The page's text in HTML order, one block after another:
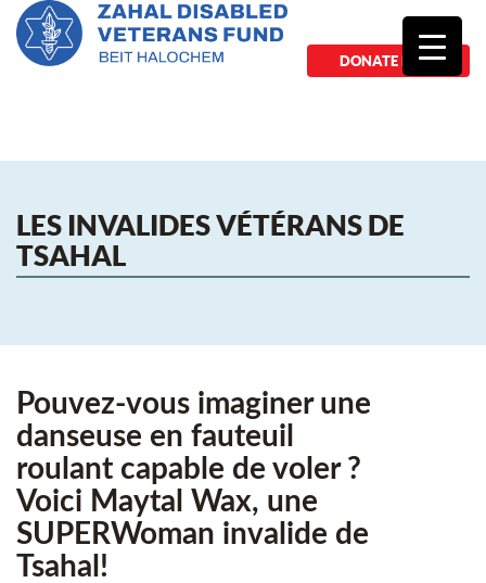
DONATE NOW
LES INVALIDES VÉTÉRANS DE
TSAHAL
Pouvez-vous imaginer une
danseuse en fauteuil
roulant capable de voler ?
Voici Maytal Wax, une
SUPERWoman invalide de
Tsahal!